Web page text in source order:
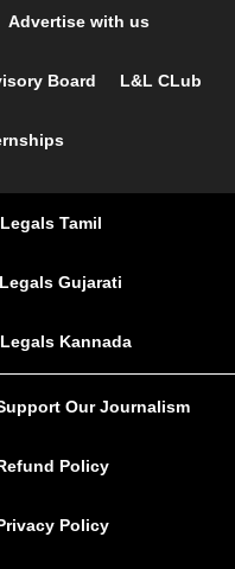
Advertise with us
Board L&L CLub
Tamil
Gujarati
Kannada
Our Journalism
Policy
Policy